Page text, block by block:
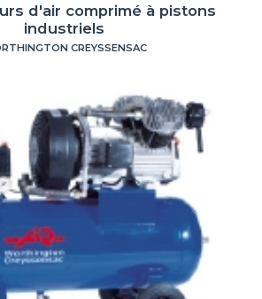
d'air comprimé à pistons
industriels
CREYSSENSAC